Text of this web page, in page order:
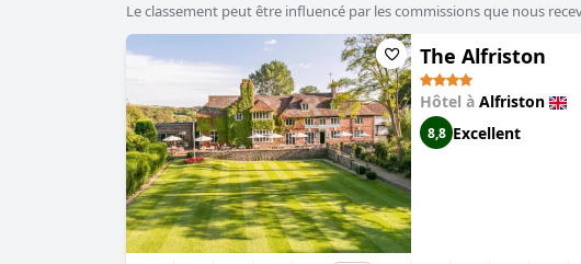
Le classement peut être influencé par les commissions que nous
The Alfriston
Hôtel à Alfriston
8,8 Excellent